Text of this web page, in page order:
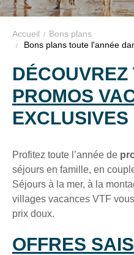
Accueil
Bons plans
Bons plans toute l'année
DÉCOUVREZ
PROMOS
EXCLUSIVES
Profitez toute l’année de
séjours en famille, en
Séjours à la mer, à la
villages vacances VTF
prix doux.
OFFRES
offres
exclusives
et
des
bons
plans
pour
vos
!
Il
suffit
d’un
clic
Recevez